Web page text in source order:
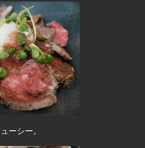
ーシー。